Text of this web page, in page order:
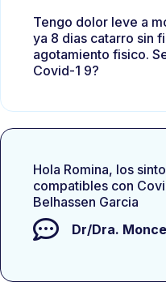
Tengo dolor leve a
ya 8 dias catarro sin
agotamiento fisico.
Covid-1 9?
Hola Romina, los
compatibles con
Belhassen Garcia
Dr/Dra.